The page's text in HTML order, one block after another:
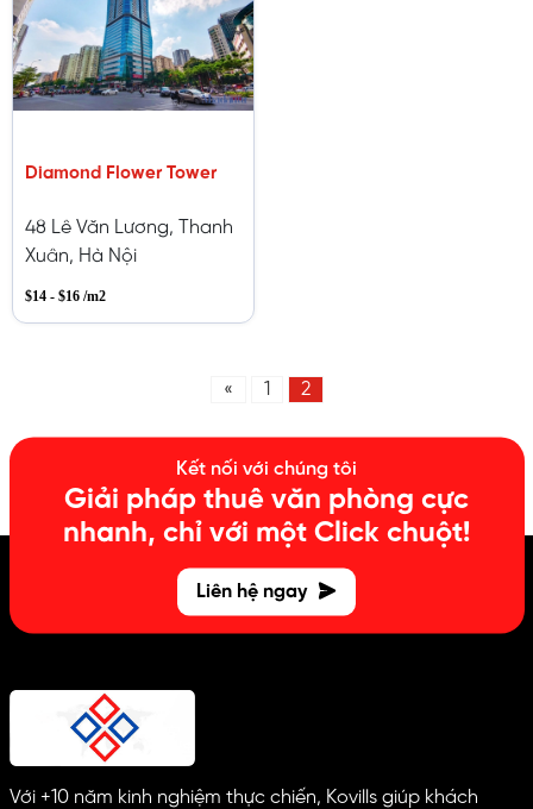
Diamond Flower Tower
48 Lê Văn Lương, Thanh
Xuân, Hà Nội
$14 - $16 /m2
« 1 2
Kết nối với chúng tôi
Giải pháp thuê văn phòng cực
nhanh, chỉ với một Click chuột!
Liên hệ ngay
Với +10 năm kinh nghiệm thực chiến, Kovills giúp khách